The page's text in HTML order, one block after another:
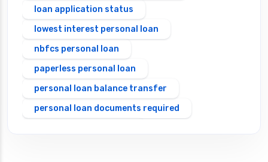
loan application status
lowest interest personal loan
nbfcs personal loan
paperless personal loan
personal loan balance transfer
personal loan documents required